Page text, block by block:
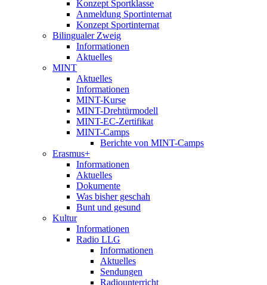
Konzept Sportklasse
Anmeldung Sportinternat
Konzept Sportinternat
Bilingualer Zweig
Informationen
Aktuelles
MINT
Aktuelles
Informationen
MINT-Kurse
MINT-Drehtürmodell
MINT-EC-Zertifikat
MINT-Camps
Berichte von MINT-Camps
Erasmus+
Informationen
Aktuelles
Dokumente
Was bisher geschah
Bunt und gesund
Kultur
Informationen
Radio LLG
Informationen
Aktuelles
Sendungen
Radiounterricht